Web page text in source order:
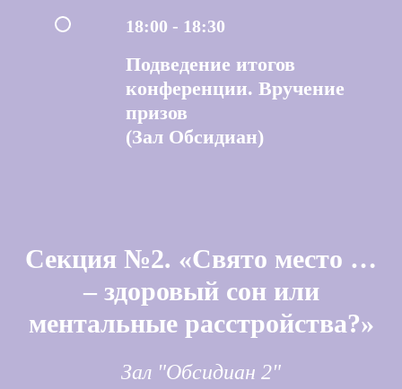
18:00 - 18:30
Подведение итогов
конференции. Вручение
призов
(Зал Обсидиан)
Секция №2. «Свято место …
– здоровый сон или
ментальные расстройства?»
Зал "Обсидиан 2"